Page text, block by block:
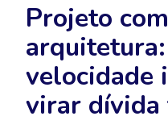
Projeto
velocidade
virar dívida